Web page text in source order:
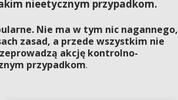
nieetycznym przypadkom.
Nie ma w tym nic nagannego,
zasad, a przede wszystkim nie
akcję kontrolno-
przypadkom.